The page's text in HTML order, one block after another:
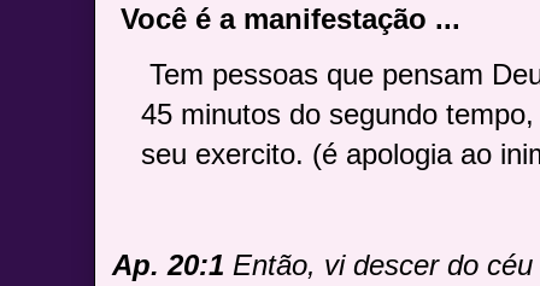
Você é a manifestação ...
Tem pessoas que pensam
45 minutos do segundo
seu exercito. (é apologia ao
Ap. 20:1 Então, vi descer do